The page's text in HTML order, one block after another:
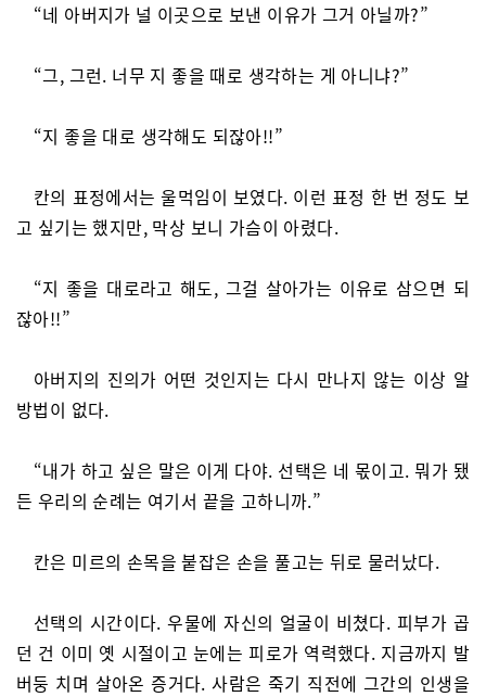
“네 아버지가 널 이곳으로 보낸 이유가 그거 아닐까?”
“그, 그런. 너무 지 좋을 때로 생각하는 게 아니냐?”
“지 좋을 대로 생각해도 되잖아!!”
칸의 표정에서는 울먹임이 보였다. 이런 표정 한 번 정도 보
고 싶기는 했지만, 막상 보니 가슴이 아렸다.
“지 좋을 대로라고 해도, 그걸 살아가는 이유로 삼으면 되
잖아!!”
아버지의 진의가 어떤 것인지는 다시 만나지 않는 이상 알
방법이 없다.
“내가 하고 싶은 말은 이게 다야. 선택은 네 몫이고. 뭐가 됐
든 우리의 순례는 여기서 끝을 고하니까.”
칸은 미르의 손목을 붙잡은 손을 풀고는 뒤로 물러났다.
선택의 시간이다. 우물에 자신의 얼굴이 비쳤다. 피부가 곱
던 건 이미 옛 시절이고 눈에는 피로가 역력했다. 지금까지 발
버둥 치며 살아온 증거다. 사람은 죽기 직전에 그간의 인생을